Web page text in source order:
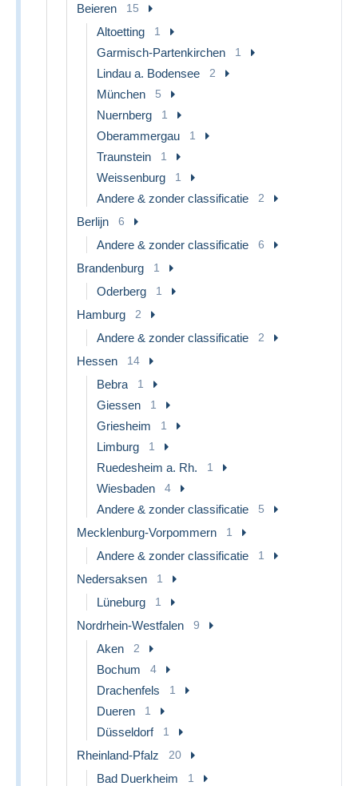
Beieren 15
Altoetting 1
Garmisch-Partenkirchen 1
Lindau a. Bodensee 2
München 5
Nuernberg 1
Oberammergau 1
Traunstein 1
Weissenburg 1
Andere & zonder classificatie 2
Berlijn 6
Andere & zonder classificatie 6
Brandenburg 1
Oderberg 1
Hamburg 2
Andere & zonder classificatie 2
Hessen 14
Bebra 1
Giessen 1
Griesheim 1
Limburg 1
Ruedesheim a. Rh. 1
Wiesbaden 4
Andere & zonder classificatie 5
Mecklenburg-Vorpommern 1
Andere & zonder classificatie 1
Nedersaksen 1
Lüneburg 1
Nordrhein-Westfalen 9
Aken 2
Bochum 4
Drachenfels 1
Dueren 1
Düsseldorf 1
Rheinland-Pfalz 20
Bad Duerkheim 1